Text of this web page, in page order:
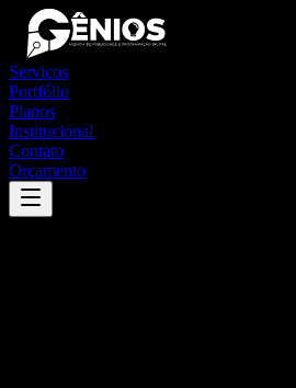
Serviços
Portfólio
Planos
Institucional
Contato
Orçamento